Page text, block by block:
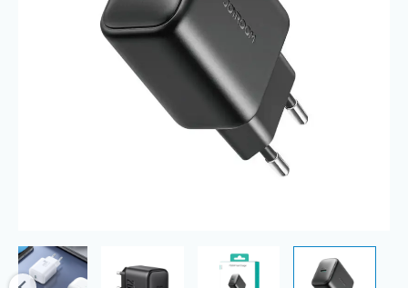
EGP 400,00.
EGP 330,00.